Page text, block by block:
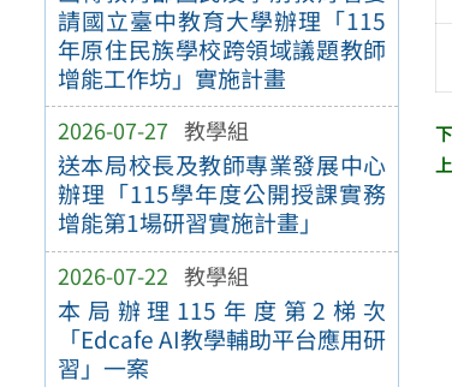
請國立臺中教育大學辦理「115
年原住民族學校跨領域議題教師
增能工作坊」實施計畫
2026-07-27 教學組
送本局校長及教師專業發展中心
辦理「115學年度公開授課實務
增能第1場研習實施計畫」
2026-07-22 教學組
本局辦理115年度第2梯次
「Edcafe AI教學輔助平台應用研
習」一案